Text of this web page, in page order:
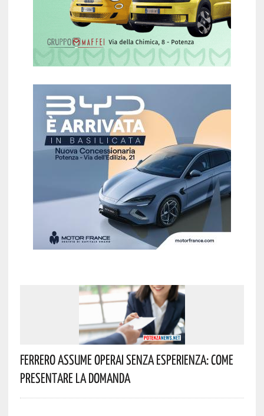
Ferrero Assume Operai Senza Esperienza: Come
Presentare La Domanda